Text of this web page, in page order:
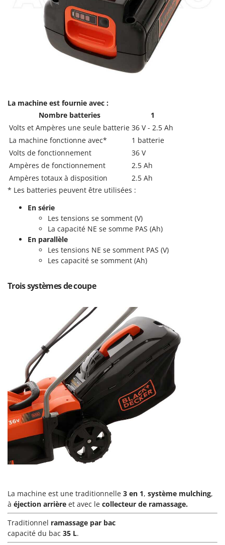
Tondeuses à Gazon
Tondeuses autoportées
Tondeuses débroussailleuses thermiques
Trancheuses
Trancheuses de sol
Tronçonneuses
V
Vêtements de Sécurité
Vibroculteurs à tracteur
Laica
Lampacrescia - MGM
Landxcape
LAR Casalinghi
Lisam
Lotusgrill
M
M.A.I.BO.
Macom
Macte Ovens
Makita
MAMMAMIA
Marcato
Marina Systems
Master
Mastercook
Masterpro
Minox
Mockmill
More than chef
MOSA
MOVA
Mowox
Nilfisk
Ninja
Novatec
Novital
La machine est fournie avec :
Nombre batteries
1
Volts et Ampères une seule batterie 36 V - 2.5 Ah
La machine fonctionne avec*
1 batterie
Volts de fonctionnement
36 V
Ampères de fonctionnement
2.5 Ah
Ampères totaux à disposition
2.5 Ah
* Les batteries peuvent être utilisées :
En série
Les tensions se somment (V)
La capacité NE se somme PAS (Ah)
En parallèle
Les tensions NE se somment PAS (V)
Les capacité se somment (Ah)
Trois systèmes de coupe
La machine est une traditionnelle 3 en 1, système mulching,
à éjection arrière et avec le collecteur de ramassage.
Traditionnel ramassage par bac
capacité du bac 35 L.